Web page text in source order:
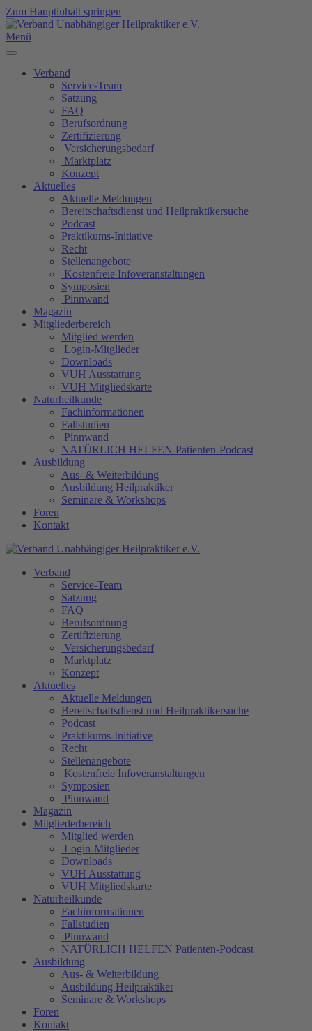
Zum Hauptinhalt springen
Menü
Verband
Service-Team
Satzung
FAQ
Berufsordnung
Zertifizierung
Versicherungsbedarf
Marktplatz
Konzept
Aktuelles
Aktuelle Meldungen
Bereitschaftsdienst und Heilpraktikersuche
Podcast
Praktikums-Initiative
Recht
Stellenangebote
Kostenfreie Infoveranstaltungen
Symposien
Pinnwand
Magazin
Mitgliederbereich
Mitglied werden
Login-Mitglieder
Downloads
VUH Ausstattung
VUH Mitgliedskarte
Naturheilkunde
Fachinformationen
Fallstudien
Pinnwand
NATÜRLICH HELFEN Patienten-Podcast
Ausbildung
Aus- & Weiterbildung
Ausbildung Heilpraktiker
Seminare & Workshops
Foren
Kontakt
Verband
Service-Team
Satzung
FAQ
Berufsordnung
Zertifizierung
Versicherungsbedarf
Marktplatz
Konzept
Aktuelles
Aktuelle Meldungen
Bereitschaftsdienst und Heilpraktikersuche
Podcast
Praktikums-Initiative
Recht
Stellenangebote
Kostenfreie Infoveranstaltungen
Symposien
Pinnwand
Magazin
Mitgliederbereich
Mitglied werden
Login-Mitglieder
Downloads
VUH Ausstattung
VUH Mitgliedskarte
Naturheilkunde
Fachinformationen
Fallstudien
Pinnwand
NATÜRLICH HELFEN Patienten-Podcast
Ausbildung
Aus- & Weiterbildung
Ausbildung Heilpraktiker
Seminare & Workshops
Foren
Kontakt